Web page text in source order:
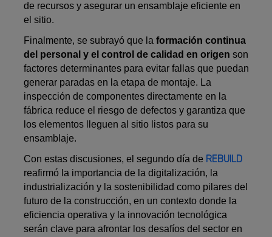
de recursos y asegurar un ensamblaje eficiente en
el sitio.
Finalmente, se subrayó que laformación continua
del personal y el control de calidad en origen son
factores determinantes para evitar fallas que puedan
generar paradas en la etapa de montaje. La
inspección de componentes directamente en la
fábrica reduce el riesgo de defectos y garantiza que
los elementos lleguen al sitio listos para su
ensamblaje.
Con estas discusiones, el segundo día de REBUILD
reafirmó la importancia de la digitalización, la
industrialización y la sostenibilidad como pilares del
futuro de la construcción, en un contexto donde la
eficiencia operativa y la innovación tecnológica
serán clave para afrontar los desafíos del sector en